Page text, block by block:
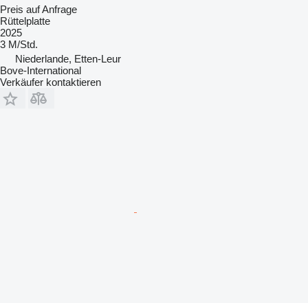
Preis auf Anfrage
Rüttelplatte
2025
3 M/Std.
Niederlande, Etten-Leur
Bove-International
Verkäufer kontaktieren